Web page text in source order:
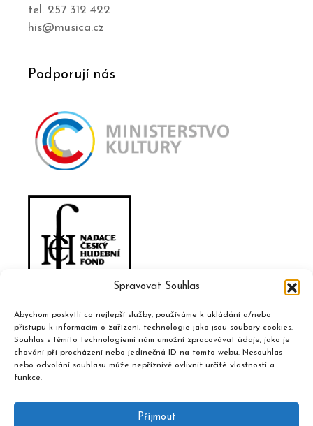
Spravovat Souhlas
Abychom poskytli co nejlepší služby, používáme k ukládání a/nebo
přístupu k informacím o zařízení, technologie jako jsou soubory cookies.
Souhlas s těmito technologiemi nám umožní zpracovávat údaje, jako je
chování při procházení nebo jedinečná ID na tomto webu. Nesouhlas
nebo odvolání souhlasu může nepříznivě ovlivnit určité vlastnosti a
funkce.
Příjmout
tel. 257 312 422
his@musica.cz
Podporují nás